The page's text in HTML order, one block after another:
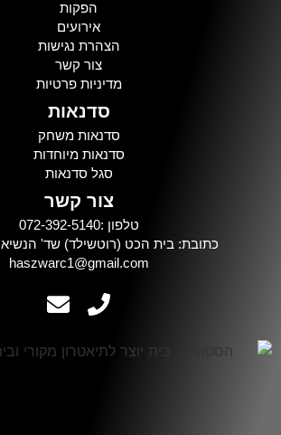
הפקות
אירועים
הצהרת נגישות
צור קשר
מדיניות פרטיות
סדנאות
סדנאות משחק
סדנאות מיוחדות
סגל סדנאות
צור קשר
טלפון :072-392-5140
כתובת: בית הכט (רוטשילד) שד' הנשיא 142, חיפה
haszwarc1@gmail.com